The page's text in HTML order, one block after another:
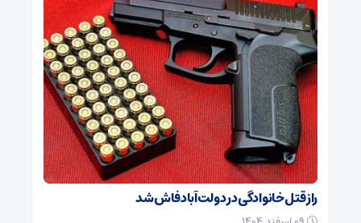
راز قتل خانوادگی در دولت‌آباد فاش شد